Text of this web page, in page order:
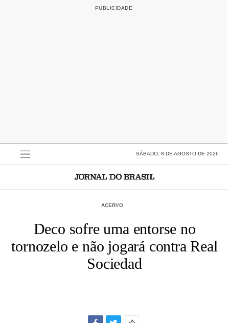
SÁBADO, 8 DE AGOSTO DE 2026
ACERVO
Deco sofre uma entorse no
tornozelo e não jogará contra Real
Sociedad